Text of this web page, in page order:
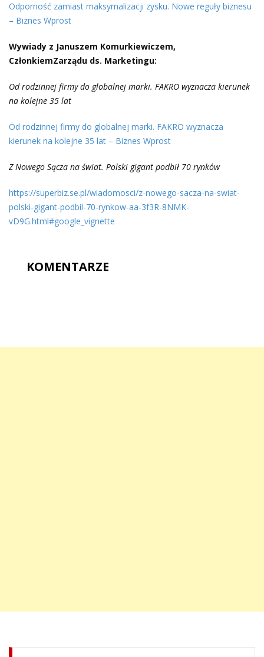
Odporność zamiast maksymalizacji zysku. Nowe reguły biznesu
– Biznes Wprost
Wywiady z Januszem Komurkiewiczem,
CzłonkiemZarządu ds. Marketingu:
Od rodzinnej firmy do globalnej marki. FAKRO wyznacza kierunek
na kolejne 35 lat
Od rodzinnej firmy do globalnej marki. FAKRO wyznacza
kierunek na kolejne 35 lat – Biznes Wprost
Z Nowego Sącza na świat. Polski gigant podbił 70 rynków
https://superbiz.se.pl/wiadomosci/z-nowego-sacza-na-swiat-
polski-gigant-podbil-70-rynkow-aa-3f3R-8NMK-
vD9G.html#google_vignette
KOMENTARZE